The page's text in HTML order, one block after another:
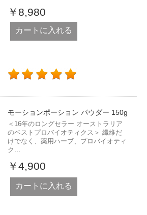
￥8,980
カートに入れる
モーションポーション パウダー 150g
＜16年のロングセラー オーストラリア
のベストプロバイオティクス＞ 繊維だ
けでなく、薬用ハーブ、プロバイオティ
ク...
￥4,900
カートに入れる